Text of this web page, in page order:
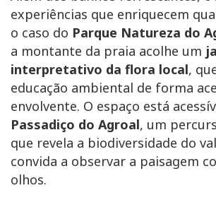
experiências que enriquecem
o caso do Parque Natureza do
a montante da praia acolhe um
interpretativo da flora local,
educação ambiental de forma
envolvente. O espaço está
Passadiço do Agroal, um
que revela a biodiversidade do
convida a observar a paisagem
olhos.